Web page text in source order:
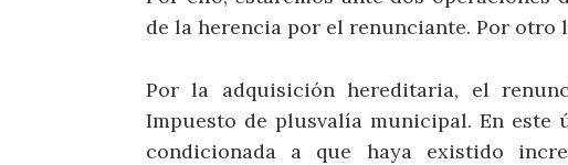
de la herencia por el renunciante. Por otro
Por la adquisición hereditaria, el
Impuesto de plusvalía municipal. En
condicionada a que haya existido